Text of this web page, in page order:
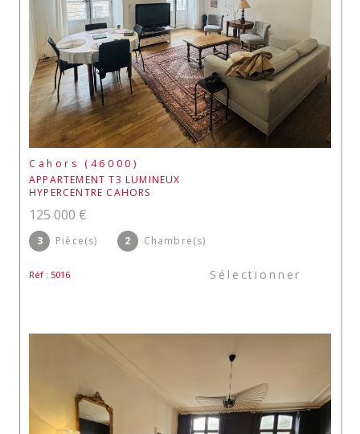
Cahors (46000)
APPARTEMENT T3 LUMINEUX
HYPERCENTRE CAHORS
125 000 €
3 Pièce(s) 2 Chambre(s)
Réf : 5016 Sélectionner